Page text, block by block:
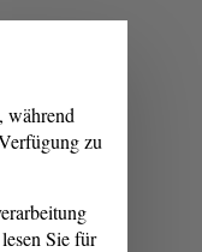
während
zu
Sie für